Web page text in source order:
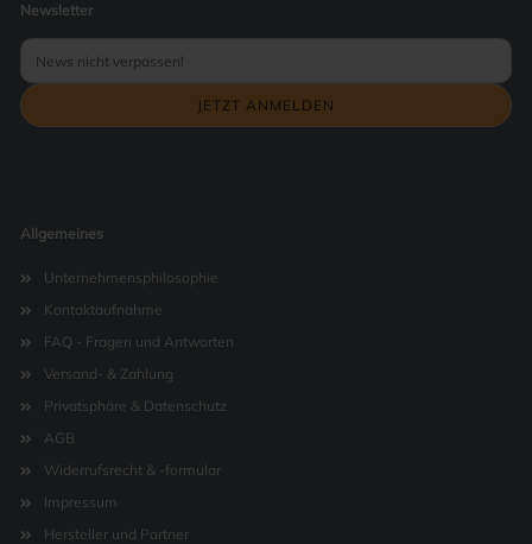
Newsletter
Allgemeines
Unternehmensphilosophie
Kontaktaufnahme
FAQ - Fragen und Antworten
Versand- & Zahlung
Privatsphäre & Datenschutz
AGB
Widerrufsrecht & -formular
Impressum
Hersteller und Partner